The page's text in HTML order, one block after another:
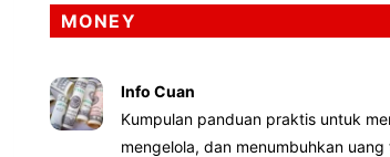
MONEY
Info Cuan
Kumpulan panduan praktis untuk
mengelola, dan menumbuhkan